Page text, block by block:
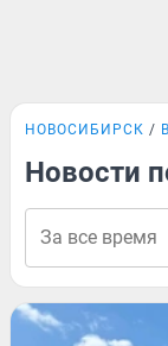
НОВОСИБИРСК
Новости